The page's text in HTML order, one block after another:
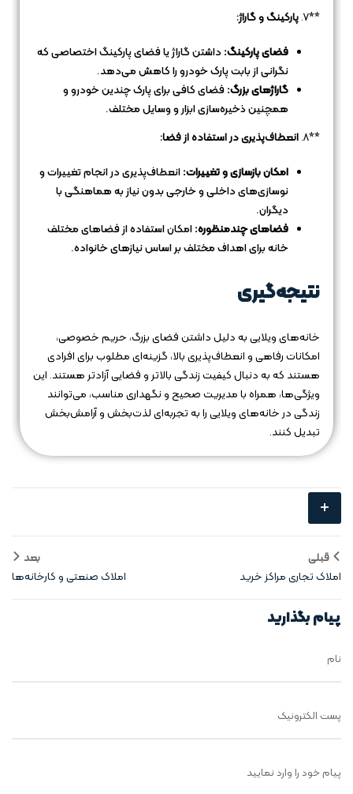
**7. پارکینگ و گاراژ:
فضای پارکینگ: داشتن گاراژ یا فضای پارکینگ اختصاصی که
نگرانی از بابت پارک خودرو را کاهش می‌دهد.
گاراژهای بزرگ:فضای کافی برای پارک چندین خودرو و
همچنین ذخیره‌سازی ابزار و وسایل مختلف.
**8.
انعطاف‌پذیری در استفاده از فضا:
امکان بازسازی و تغییرات:انعطاف‌پذیری در انجام تغییرات و
نوسازی‌های داخلی و خارجی بدون نیاز به هماهنگی با
دیگران.
فضاهای چندمنظوره:امکان استفاده از فضاهای مختلف
خانه برای اهداف مختلف بر اساس نیازهای خانواده.
نتیجه‌گیری
خانه‌های ویلایی به دلیل داشتن فضای بزرگ، حریم خصوصی،
امکانات رفاهی و انعطاف‌پذیری بالا، گزینه‌ای مطلوب برای افرادی
هستند که به دنبال کیفیت زندگی بالاتر و فضایی آزادتر هستند. این
ویژگی‌ها، همراه با مدیریت صحیح و نگهداری مناسب، می‌توانند
زندگی در خانه‌های ویلایی را به تجربه‌ای لذت‌بخش و آرامش‌بخش
تبدیل کنند.
+
قبلی
املاک تجاری مراکز خرید
بعد
املاک صنعتی و کارخانه‌ها
پیام بگذارید
نام
پست الکترونیک
پیام خود را وارد نمایید